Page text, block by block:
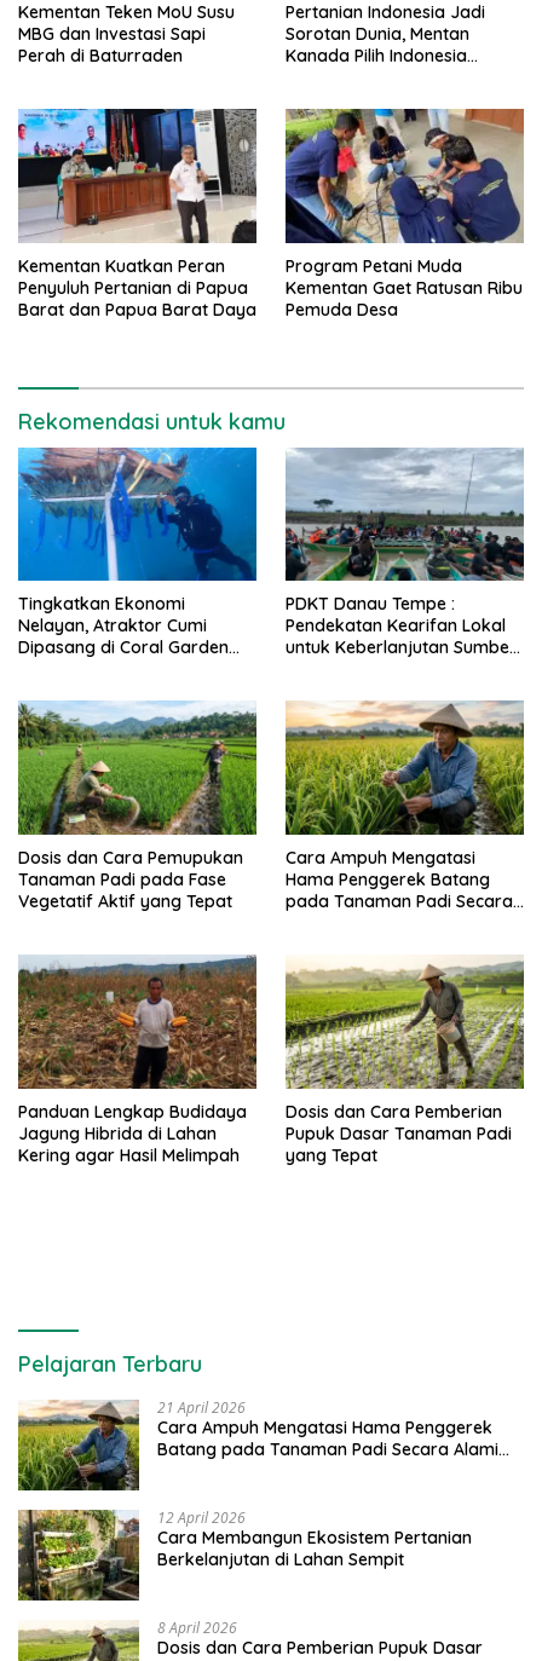
Kementan Teken MoU Susu
MBG dan Investasi Sapi
Perah di Baturraden
Pertanian Indonesia Jadi
Sorotan Dunia, Mentan
Kanada Pilih Indonesia
Kementan Kuatkan Peran
Penyuluh Pertanian di Papua
Barat dan Papua Barat Daya
Program Petani Muda
Kementan Gaet Ratusan Ribu
Pemuda Desa
Rekomendasi untuk kamu
Tingkatkan Ekonomi
Nelayan, Atraktor Cumi
Dipasang di Coral Garden
PDKT Danau Tempe :
Pendekatan Kearifan Lokal
untuk Keberlanjutan Sumber
Dosis dan Cara Pemupukan
Tanaman Padi pada Fase
Vegetatif Aktif yang Tepat
Cara Ampuh Mengatasi
Hama Penggerek Batang
pada Tanaman Padi Secara
Panduan Lengkap Budidaya
Jagung Hibrida di Lahan
Kering agar Hasil Melimpah
Dosis dan Cara Pemberian
Pupuk Dasar Tanaman Padi
yang Tepat
Pelajaran Terbaru
21 April 2026
Cara Ampuh Mengatasi Hama Penggerek
Batang pada Tanaman Padi Secara Alami
12 April 2026
Cara Membangun Ekosistem Pertanian
Berkelanjutan di Lahan Sempit
8 April 2026
Dosis dan Cara Pemberian Pupuk Dasar